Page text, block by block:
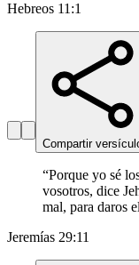
Hebreos 11:1
Compartir
“Porque yo sé
vosotros, dice
mal, para daros
Jeremías 29:11